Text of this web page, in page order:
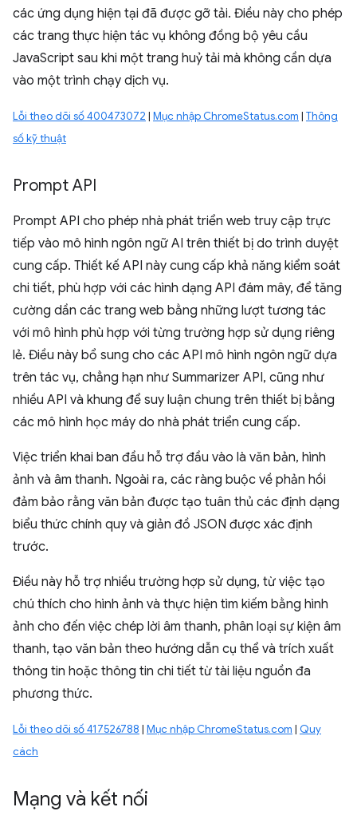
các ứng dụng hiện tại đã được gỡ tải. Điều này cho phép
các trang thực hiện tác vụ không đồng bộ yêu cầu
JavaScript sau khi một trang huỷ tải mà không cần dựa
vào một trình chạy dịch vụ.
Lỗi theo dõi số 400473072 | Mục nhập ChromeStatus.com | Thông
số kỹ thuật
Prompt API
Prompt API cho phép nhà phát triển web truy cập trực
tiếp vào mô hình ngôn ngữ AI trên thiết bị do trình duyệt
cung cấp. Thiết kế API này cung cấp khả năng kiểm soát
chi tiết, phù hợp với các hình dạng API đám mây, để tăng
cường dần các trang web bằng những lượt tương tác
với mô hình phù hợp với từng trường hợp sử dụng riêng
lẻ. Điều này bổ sung cho các API mô hình ngôn ngữ dựa
trên tác vụ, chẳng hạn như Summarizer API, cũng như
nhiều API và khung để suy luận chung trên thiết bị bằng
các mô hình học máy do nhà phát triển cung cấp.
Việc triển khai ban đầu hỗ trợ đầu vào là văn bản, hình
ảnh và âm thanh. Ngoài ra, các ràng buộc về phản hồi
đảm bảo rằng văn bản được tạo tuân thủ các định dạng
biểu thức chính quy và giản đồ JSON được xác định
trước.
Điều này hỗ trợ nhiều trường hợp sử dụng, từ việc tạo
chú thích cho hình ảnh và thực hiện tìm kiếm bằng hình
ảnh cho đến việc chép lời âm thanh, phân loại sự kiện âm
thanh, tạo văn bản theo hướng dẫn cụ thể và trích xuất
thông tin hoặc thông tin chi tiết từ tài liệu nguồn đa
phương thức.
Lỗi theo dõi số 417526788 | Mục nhập ChromeStatus.com | Quy
cách
Mạng và kết nối